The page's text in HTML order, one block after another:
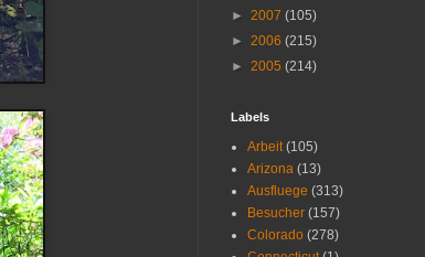
► 2007 (105)
► 2006 (215)
► 2005 (214)
Labels
Arbeit (105)
Arizona (13)
Ausfluege (313)
Besucher (157)
Colorado (278)